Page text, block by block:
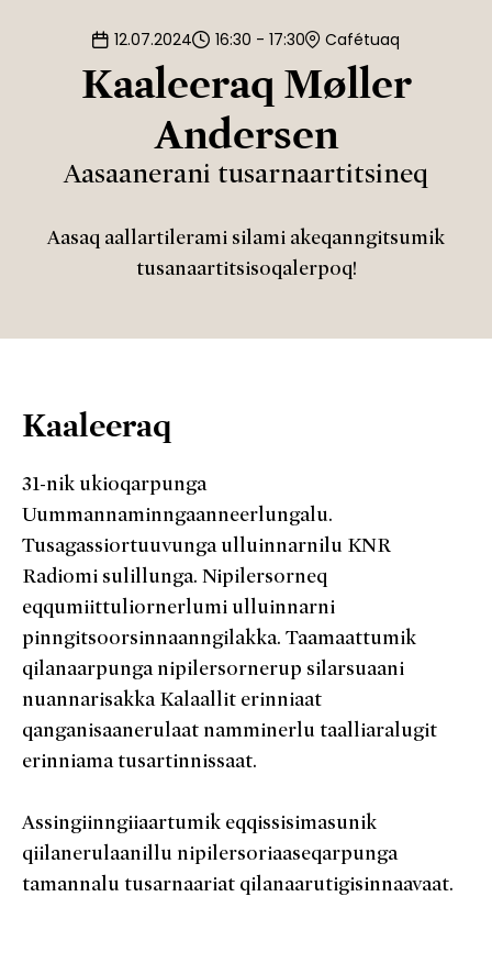
12.07.2024 16:30 - 17:30 Cafétuaq
Kaaleeraq Møller
Andersen
Aasaanerani tusarnaartitsineq
Aasaq aallartilerami silami akeqanngitsumik
tusanaartitsisoqalerpoq!
Kaaleeraq
31-nik ukioqarpunga
Uummannaminngaanneerlungalu.
Tusagassiortuuvunga ulluinnarnilu KNR
Radiomi sulillunga. Nipilersorneq
eqqumiittuliornerlumi ulluinnarni
pinngitsoorsinnaanngilakka. Taamaattumik
qilanaarpunga nipilersornerup silarsuaani
nuannarisakka Kalaallit erinniaat
qanganisaanerulaat namminerlu taalliaralugit
erinniama tusartinnissaat.
Assingiinngiiaartumik eqqissisimasunik
qiilanerulaanillu nipilersoriaaseqarpunga
tamannalu tusarnaariat qilanaarutigisinnaavaat.